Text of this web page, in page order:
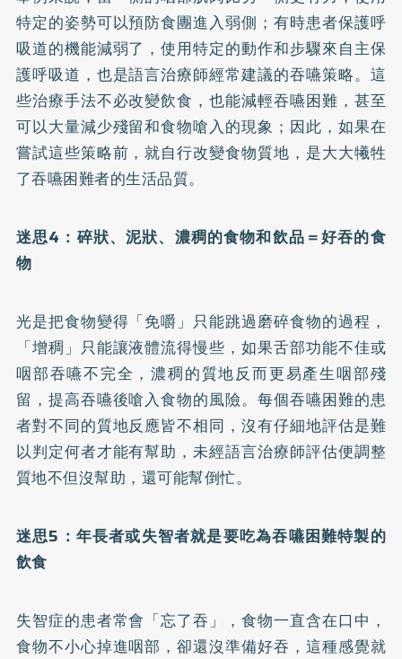
特定的姿勢可以預防食團進入弱側；有時患者保護呼
吸道的機能減弱了，使用特定的動作和步驟來自主保
護呼吸道，也是語言治療師經常建議的吞嚥策略。這
些治療手法不必改變飲食，也能減輕吞嚥困難，甚至
可以大量減少殘留和食物嗆入的現象；因此，如果在
嘗試這些策略前，就自行改變食物質地，是大大犧牲
了吞嚥困難者的生活品質。
迷思4 ：碎狀、泥狀、濃稠的食物和飲品＝好吞的食
物
光是把食物變得「免嚼」只能跳過磨碎食物的過程，
「增稠」只能讓液體流得慢些，如果舌部功能不佳或
咽部吞嚥不完全，濃稠的質地反而更易產生咽部殘
留，提高吞嚥後嗆入食物的風險。每個吞嚥困難的患
者對不同的質地反應皆不相同，沒有仔細地評估是難
以判定何者才能有幫助，未經語言治療師評估便調整
質地不但沒幫助，還可能幫倒忙。
迷思5 ：年長者或失智者就是要吃為吞嚥困難特製的
飲食
失智症的患者常會「忘了吞」，食物一直含在口中，
食物不小心掉進咽部，卻還沒準備好吞，這種感覺就